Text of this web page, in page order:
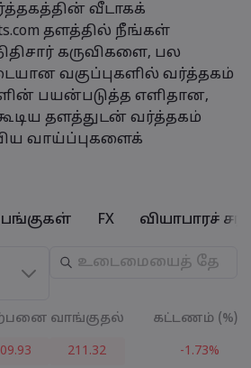
Markets.com -
உலகளாவிய
எங்கள் குழுமம்
தொடர்பு ஆதரவு
வீடாகக்
தளத்தில் நீங்கள்
கருவிகளை, பல
வகுப்புகளில் வர்த்தகம்
பயன்படுத்த எளிதான,
தளத்துடன் வர்த்தகம்
வாய்ப்புகளைக்
பங்குகள் FX வியாபாரச்
வாங்குதல் கட்டணம் (%)
211.32 -1.73%